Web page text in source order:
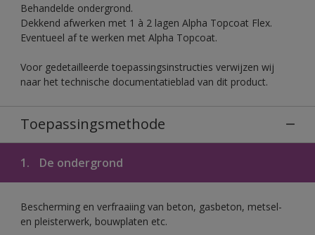
Behandelde ondergrond.
Dekkend afwerken met 1 à 2 lagen Alpha Topcoat Flex.
Eventueel af te werken met Alpha Topcoat.
Voor gedetailleerde toepassingsinstructies verwijzen wij
naar het technische documentatieblad van dit product.
Toepassingsmethode
1. De ondergrond
Bescherming en verfraaiing van beton, gasbeton, metsel-
en pleisterwerk, bouwplaten etc.